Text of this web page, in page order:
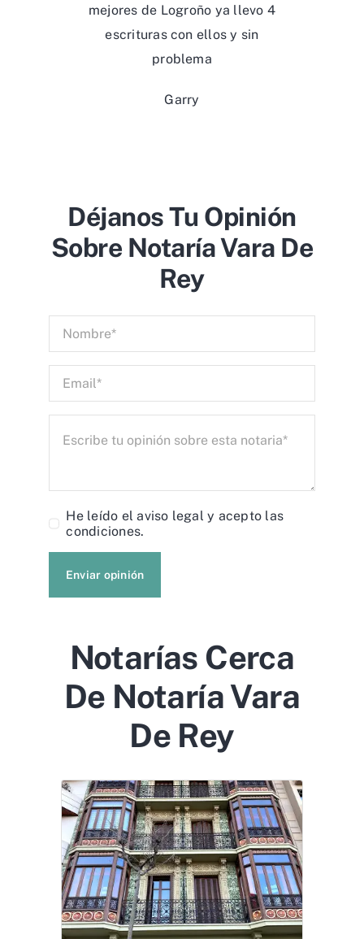
mejores de Logroño ya llevo 4
escrituras con ellos y sin
problema
Garry
Déjanos Tu Opinión
Sobre Notaría Vara De
Rey
He leído elaviso legal y acepto las
condiciones.
Enviar opinión
Notarías Cerca
De Notaría Vara
De Rey